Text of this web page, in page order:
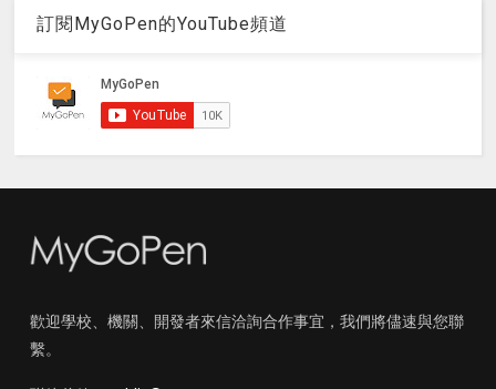
訂閱MyGoPen的YouTube頻道
歡迎學校、機關、開發者來信洽詢合作事宜，我們將儘速與您聯
繫。